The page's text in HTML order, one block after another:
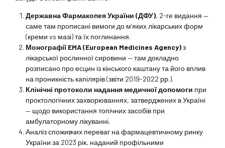
Державна Фармакопея України (ДФУ), 2-ге видання —
саме там прописані вимоги до м’яких лікарських форм
(креми vs мазі) та їх поглинання.
Монографії EMA (European Medicines Agency)з
лікарської рослинної сировини — там докладно
розписано про есцин із кінського каштану та його вплив
на проникність капілярів (звіти 2019-2022 рр.).
Клінічні протоколи надання медичної допомоги при
проктологічних захворюваннях, затверджених в Україні
— щодо використання топічних засобів при
амбулаторному лікуванні.
Аналіз споживчих переваг на фармацевтичному ринку
України за 2023 рік, наданий профільними